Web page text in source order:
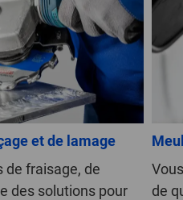
et de lamage
de fraisage, de
des solutions pour
de